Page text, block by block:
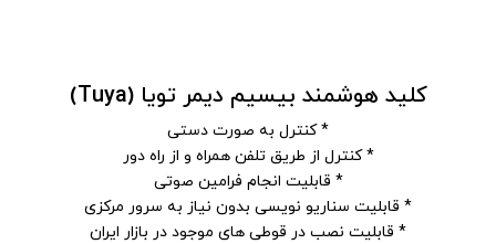
کلید هوشمند بیسیم دیمر تویا (Tuya)
* کنترل به صورت دستی
* کنترل از طریق تلفن همراه و از راه دور
* قابلیت انجام فرامین صوتی
* قابلیت سناریو نویسی بدون نیاز به سرور مرکزی
* قابلیت نصب در قوطی های موجود در بازار ایران